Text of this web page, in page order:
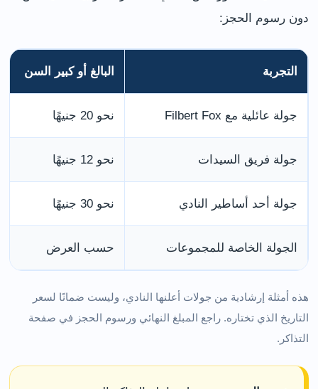
دون رسوم الحجز:
التجربة البالغ أو كبير السن
جولة عائلية مع Filbert Fox نحو 20 جنيهًا
جولة فريق السيدات نحو 12 جنيهًا
جولة أحد أساطير النادي نحو 30 جنيهًا
الجولة الخاصة للمجموعات حسب العرض
هذه أمثلة إرشادية من جولات أعلنها النادي، وليست ضمانًا لسعر
التاريخ الذي تختاره. راجع المبلغ النهائي ورسوم الحجز في صفحة
التذاكر.